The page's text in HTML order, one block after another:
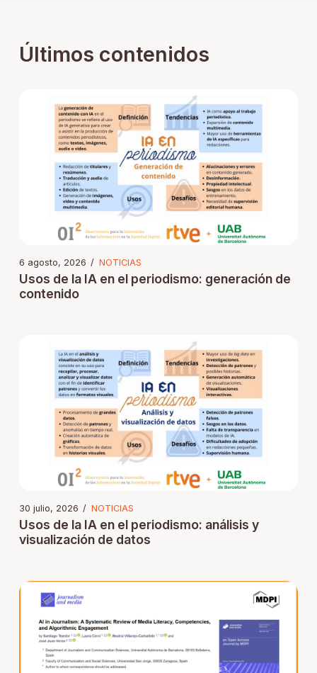
Últimos contenidos
6 agosto, 2026 / NOTICIAS
Usos de la IA en el periodismo: generación de
contenido
30 julio, 2026 / NOTICIAS
Usos de la IA en el periodismo: análisis y
visualización de datos